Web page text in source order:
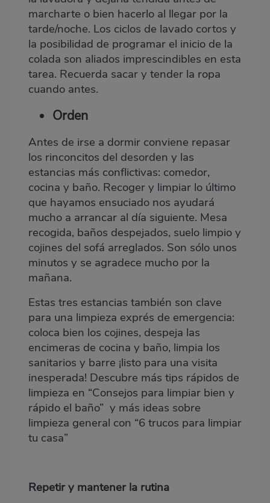
marcharte o bien hacerlo al llegar por la
tarde/noche. Los ciclos de lavado cortos y
la posibilidad de programar el inicio de la
colada son aliados imprescindibles en esta
tarea. Recuerda sacar y tender la ropa
cuando antes.
Orden
Antes de irse a dormir conviene repasar
los rinconcitos del desorden y las
estancias más conflictivas: comedor,
cocina y baño. Recoger y limpiar lo último
que hayamos ensuciado nos ayudará
mucho a arrancar al día siguiente. Mesa
recogida, baños despejados, suelo limpio y
cojines del sofá arreglados. Son sólo unos
minutos y se agradece mucho por la
mañana.
Estas tres estancias también son clave
para una limpieza exprés de emergencia:
coloca bien los cojines, despeja las
encimeras de cocina y baño, limpia los
sanitarios y barre ¡listo para una visita
inesperada! Descubre más tips rápidos de
limpieza en “Consejos para limpiar bien y
rápido el baño” y más ideas sobre
limpieza general con “6 trucos para limpiar
tu casa”
Repetir y mantener la rutina